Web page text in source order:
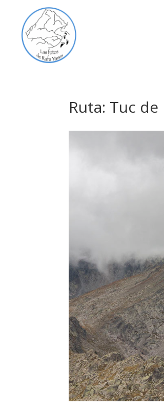
Ruta: Tuc